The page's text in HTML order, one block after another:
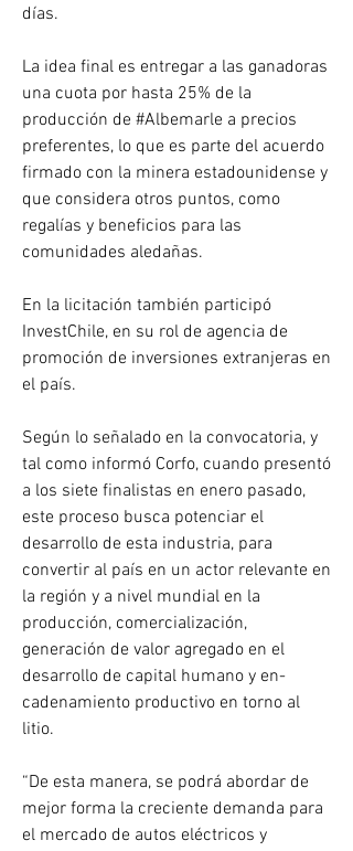
días.
La idea final es entregar a las ganadoras
una cuota por hasta 25% de la
producción de #Albemarle a precios
preferentes, lo que es parte del acuerdo
firmado con la minera estadounidense y
que considera otros puntos, como
regalías y beneficios para las
comunidades aledañas.
En la licitación también participó
InvestChile, en su rol de agencia de
promoción de inversiones extranjeras en
el país.
Según lo señalado en la convocatoria, y
tal como informó Corfo, cuando presentó
a los siete finalistas en enero pasado,
este proceso busca potenciar el
desarrollo de esta industria, para
convertir al país en un actor relevante en
la región y a nivel mundial en la
producción, comercialización,
generación de valor agregado en el
desarrollo de capital humano y en-
cadenamiento productivo en torno al
litio.
“De esta manera, se podrá abordar de
mejor forma la creciente demanda para
el mercado de autos eléctricos y